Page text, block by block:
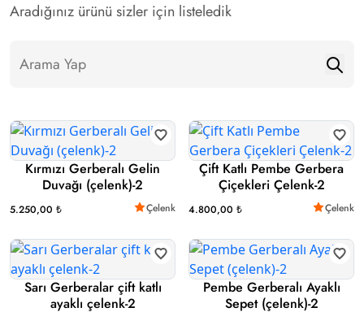
Aradığınız ürünü sizler için listeledik
Kırmızı Gerberalı Gelin
Duvağı (çelenk)-2
5.250,00 ₺ Çelenk
Çift Katlı Pembe Gerbera
Çiçekleri Çelenk-2
4.800,00 ₺ Çelenk
Sarı Gerberalar çift katlı
ayaklı çelenk-2
Pembe Gerberalı Ayaklı
Sepet (çelenk)-2